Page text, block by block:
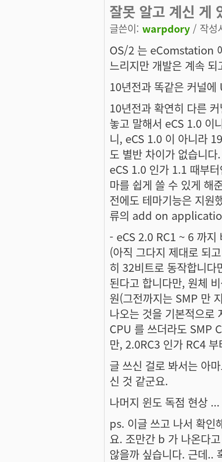
잘못 알고 계신 게
글쓴이: warpdory / 작성
OS/2 는 eComstation
느리지만 개발은 계속 되
10년전과 똑같은 커널
10년전과 확연히 다른
놓고 말해서 eCS 1.0 이
니, eCS 1.0 이 아니라
도 별반 차이가 없습니
eCS 1.0 인가 1.1 때부
마를 쉽게 쓸 수 있게 해
전에도 테마기능은 지
류의 add on
- eCS 2.0 RC1 ~ 6 까지
(아직 그다지 제대로 되
히 32비트로 동작합니다
된다고 합니다만, 원체
원(그전까지는 SMP 만
나오는 것을 기본적으로
CPU 를 쓰더라도 SMP
만, 2.0RC3 인가 RC4
글 쓰신 걸로 봐서는 아
신 것 같군요.
나머지 윈도 독점 현상
ps. 이글 쓰고 나서 확인
요. 조만간 b 가 나온다
않을까 싶습니다. 근데..